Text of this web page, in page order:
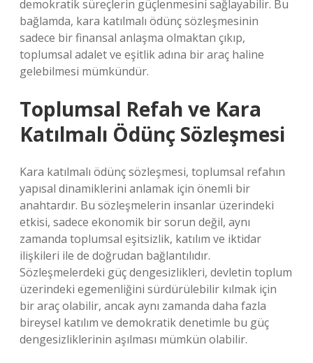
demokratik süreçlerin güçlenmesini sağlayabilir. Bu
bağlamda, kara katılmalı ödünç sözleşmesinin
sadece bir finansal anlaşma olmaktan çıkıp,
toplumsal adalet ve eşitlik adına bir araç haline
gelebilmesi mümkündür.
Toplumsal Refah ve Kara
Katılmalı Ödünç Sözleşmesi
Kara katılmalı ödünç sözleşmesi, toplumsal refahın
yapısal dinamiklerini anlamak için önemli bir
anahtardır. Bu sözleşmelerin insanlar üzerindeki
etkisi, sadece ekonomik bir sorun değil, aynı
zamanda toplumsal eşitsizlik, katılım ve iktidar
ilişkileri ile de doğrudan bağlantılıdır.
Sözleşmelerdeki güç dengesizlikleri, devletin toplum
üzerindeki egemenliğini sürdürülebilir kılmak için
bir araç olabilir, ancak aynı zamanda daha fazla
bireysel katılım ve demokratik denetimle bu güç
dengesizliklerinin aşılması mümkün olabilir.